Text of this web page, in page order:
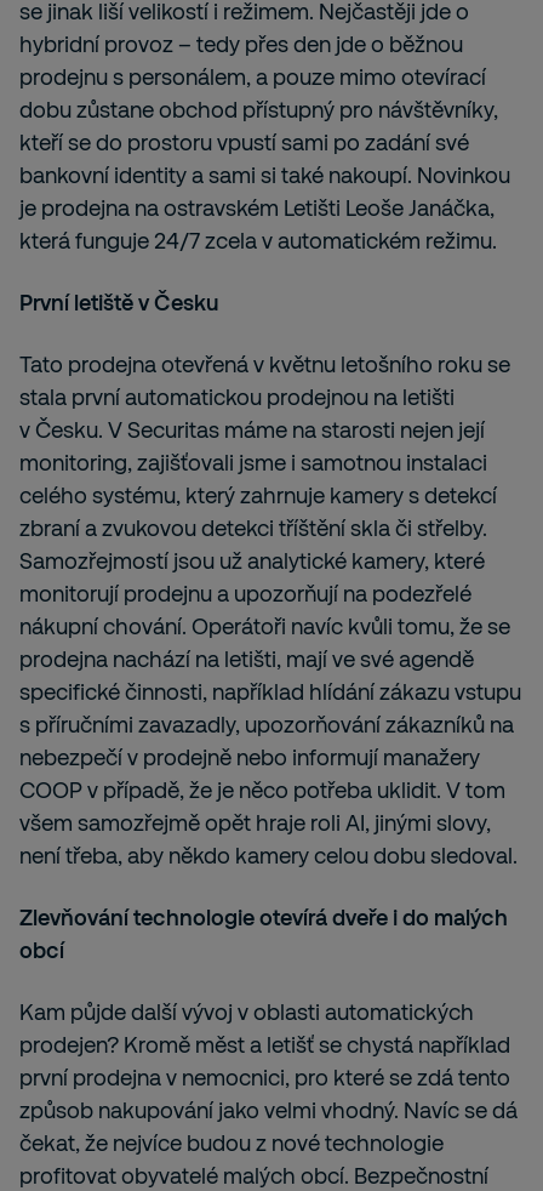
se jinak liší velikostí i režimem. Nejčastěji jde o
hybridní provoz – tedy přes den jde o běžnou
prodejnu s personálem, a pouze mimo otevírací
dobu zůstane obchod přístupný pro návštěvníky,
kteří se do prostoru vpustí sami po zadání své
bankovní identity a sami si také nakoupí. Novinkou
je prodejna na ostravském Letišti Leoše Janáčka,
která funguje 24/7 zcela v automatickém režimu.
První letiště v Česku
Tato prodejna otevřená v květnu letošního roku se
stala první automatickou prodejnou na letišti
v Česku. V Securitas máme na starosti nejen její
monitoring, zajišťovali jsme i samotnou instalaci
celého systému, který zahrnuje kamery s detekcí
zbraní a zvukovou detekci tříštění skla či střelby.
Samozřejmostí jsou už analytické kamery, které
monitorují prodejnu a upozorňují na podezřelé
nákupní chování. Operátoři navíc kvůli tomu, že se
prodejna nachází na letišti, mají ve své agendě
specifické činnosti, například hlídání zákazu vstupu
s příručními zavazadly, upozorňování zákazníků na
nebezpečí v prodejně nebo informují manažery
COOP v případě, že je něco potřeba uklidit. V tom
všem samozřejmě opět hraje roli AI, jinými slovy,
není třeba, aby někdo kamery celou dobu sledoval.
Zlevňování technologie otevírá dveře i do malých
obcí
Kam půjde další vývoj v oblasti automatických
prodejen? Kromě měst a letišť se chystá například
první prodejna v nemocnici, pro které se zdá tento
způsob nakupování jako velmi vhodný. Navíc se dá
čekat, že nejvíce budou z nové technologie
profitovat obyvatelé malých obcí. Bezpečnostní